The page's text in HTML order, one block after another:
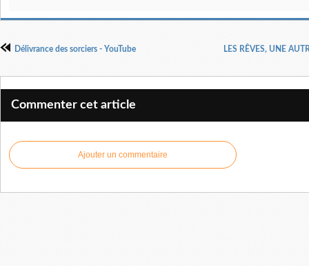
Délivrance des sorciers - YouTube LES RÊVES, UNE
Commenter cet article
Ajouter un commentaire